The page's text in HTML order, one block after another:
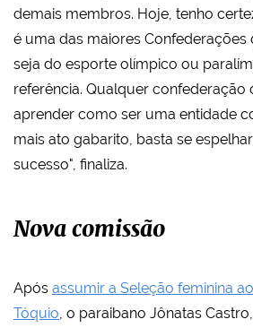
demais membros. Hoje, tenho
é uma das maiores Confederações
seja do esporte olímpico ou
referência. Qualquer confederação
aprender como ser uma entidade
mais ato gabarito, basta se
sucesso", finaliza.
Nova comissão
Após assumir a Seleção feminina
Tóquio , o paraibano Jônatas